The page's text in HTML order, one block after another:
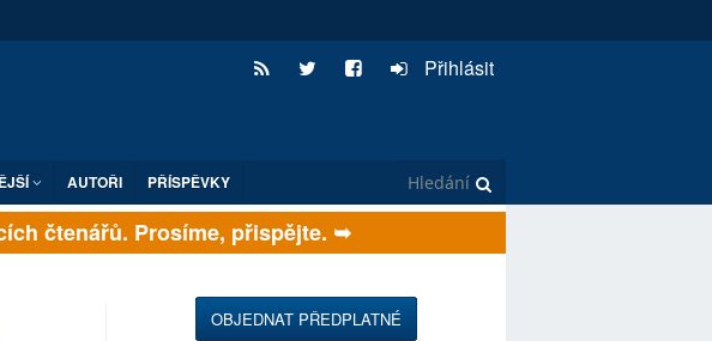
Přihlásit
AUTOŘI PŘÍSPĚVKY
čtenářů. Prosíme, přispějte. ➥
OBJEDNAT PŘEDPLATNÉ